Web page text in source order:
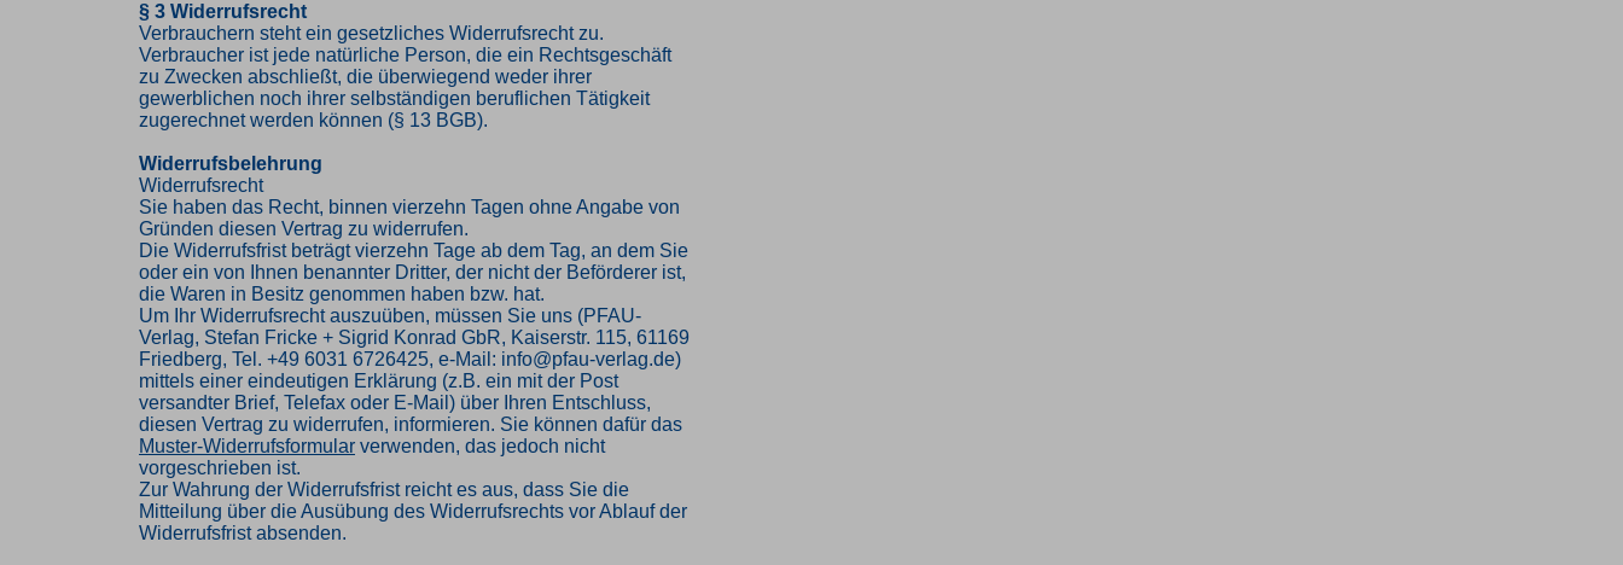
§ 3 Widerrufsrecht
Verbrauchern steht ein gesetzliches Widerrufsrecht zu.
Verbraucher ist jede natürliche Person, die ein Rechtsgeschäft
zu Zwecken abschließt, die überwiegend weder ihrer
gewerblichen noch ihrer selbständigen beruflichen Tätigkeit
zugerechnet werden können (§ 13 BGB).
Widerrufsbelehrung
Widerrufsrecht
Sie haben das Recht, binnen vierzehn Tagen ohne Angabe von
Gründen diesen Vertrag zu widerrufen.
Die Widerrufsfrist beträgt vierzehn Tage ab dem Tag, an dem Sie
oder ein von Ihnen benannter Dritter, der nicht der Beförderer ist,
die Waren in Besitz genommen haben bzw. hat.
Um Ihr Widerrufsrecht auszuüben, müssen Sie uns (PFAU-
Verlag, Stefan Fricke + Sigrid Konrad GbR, Kaiserstr. 115, 61169
Friedberg, Tel. +49 6031 6726425, e-Mail: info@pfau-verlag.de)
mittels einer eindeutigen Erklärung (z.B. ein mit der Post
versandter Brief, Telefax oder E-Mail) über Ihren Entschluss,
diesen Vertrag zu widerrufen, informieren. Sie können dafür das
Muster-Widerrufsformular verwenden, das jedoch nicht
vorgeschrieben ist.
Zur Wahrung der Widerrufsfrist reicht es aus, dass Sie die
Mitteilung über die Ausübung des Widerrufsrechts vor Ablauf der
Widerrufsfrist absenden.